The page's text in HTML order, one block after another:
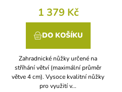
1 379 Kč
DO KOŠÍKU
Zahradnické nůžky určené na
stříhání větví (maximální průměr
větve 4 cm). Vysoce kvalitní nůžky
pro využití v...